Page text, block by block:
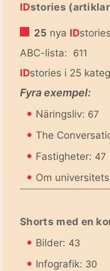
IDstories
25 nya IDstories
ABC-lista: 611
IDstories i 25
Fyra exempel:
• Näringsliv: 67
• The
• Fastigheter: 47
• Om
Shorts med en
• Bilder: 43
• Infografik: 30